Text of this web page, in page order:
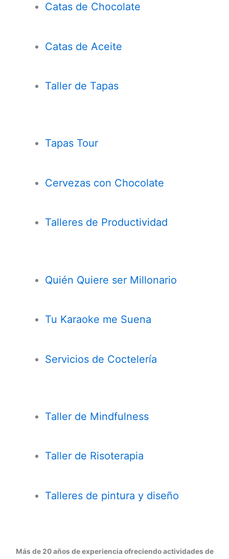
Catas de Chocolate
Catas de Aceite
Taller de Tapas
Tapas Tour
Cervezas con Chocolate
Talleres de Productividad
Quién Quiere ser Millonario
Tu Karaoke me Suena
Servicios de Coctelería
Taller de Mindfulness
Taller de Risoterapia
Talleres de pintura y diseño
Más de 20 años de experiencia ofreciendo actividades de